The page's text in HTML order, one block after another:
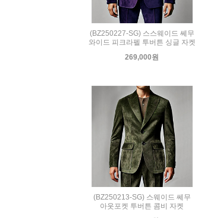
(BZ250227-SG) 스스웨이드 쎄무
와이드 피크라펠 투버튼 싱글 자켓
269,000원
(BZ250213-SG) 스웨이드 쎄무
아웃포켓 투버튼 콤비 자켓